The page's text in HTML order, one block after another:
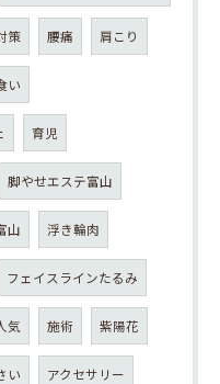
策 腰痛 肩こり
い
育児
脚やせエステ富山
山 浮き輪肉
フェイスラインたるみ
気 施術 紫陽花
い アクセサリー